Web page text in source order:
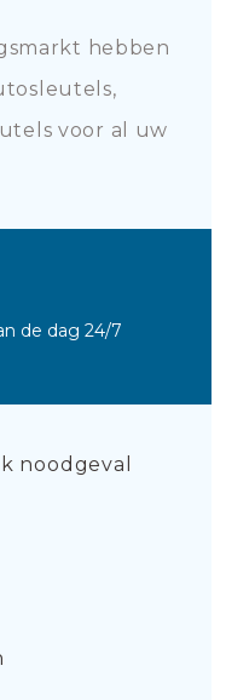
hebben
voor al uw
de dag 24/7
noodgeval